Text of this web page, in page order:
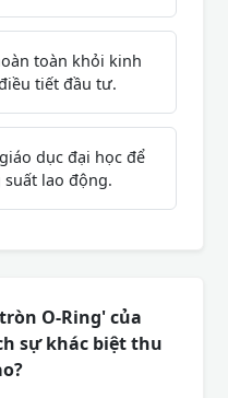
toàn khỏi kinh
tiết đầu tư.
dục đại học để
lao động.
O-Ring' của
sự khác biệt thu